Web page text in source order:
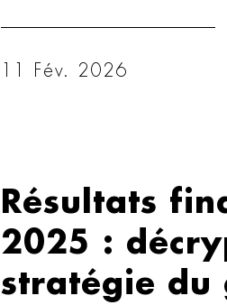
11 Fév. 2026
Résultats
2025 :
stratégie du